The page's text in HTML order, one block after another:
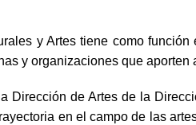
y Artes tiene como
y organizaciones que
de Artes de la
en el campo de las